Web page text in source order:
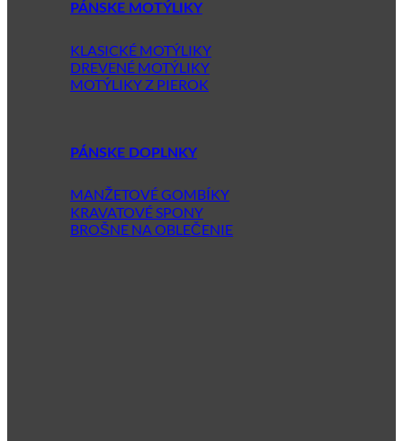
PÁNSKE MOTÝLIKY
KLASICKÉ MOTÝLIKY
DREVENÉ MOTÝLIKY
MOTÝLIKY Z PIEROK
PÁNSKE DOPLNKY
MANŽETOVÉ GOMBÍKY
KRAVATOVÉ SPONY
BROŠNE NA OBLEČENIE